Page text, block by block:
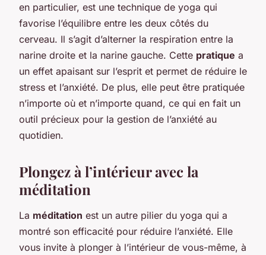
en particulier, est une technique de yoga qui
favorise l’équilibre entre les deux côtés du
cerveau. Il s’agit d’alterner la respiration entre la
narine droite et la narine gauche. Cette pratique a
un effet apaisant sur l’esprit et permet de réduire le
stress et l’anxiété. De plus, elle peut être pratiquée
n’importe où et n’importe quand, ce qui en fait un
outil précieux pour la gestion de l’anxiété au
quotidien.
Plongez à l’intérieur avec la
méditation
La méditation est un autre pilier du yoga qui a
montré son efficacité pour réduire l’anxiété. Elle
vous invite à plonger à l’intérieur de vous-même, à